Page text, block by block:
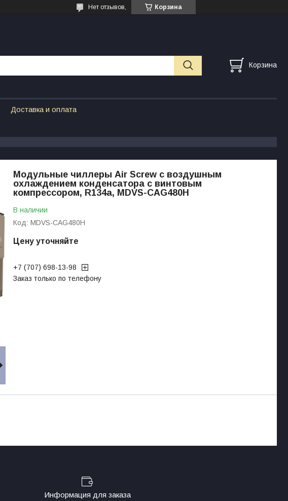
Корзина
Нет отзывов,
Корзина
Доставка и оплата
Модульные чиллеры Air Screw с воздушным
охлаждением конденсатора c винтовым
компрессором, R134a, MDVS-CAG480H
В наличии
Код: MDVS-CAG480H
Цену уточняйте
+7 (707) 698-13-98
Заказ только по телефону
Информация для заказа